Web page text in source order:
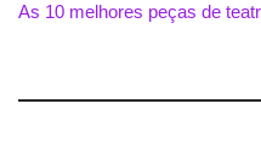
As 10 melhores peças de